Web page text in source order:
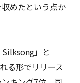
めたという点か
」と
る形でリリース